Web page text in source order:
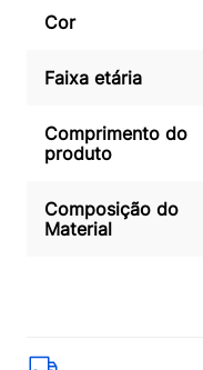
Cor
Faixa etária
Comprimento do
produto
Composição do
Material